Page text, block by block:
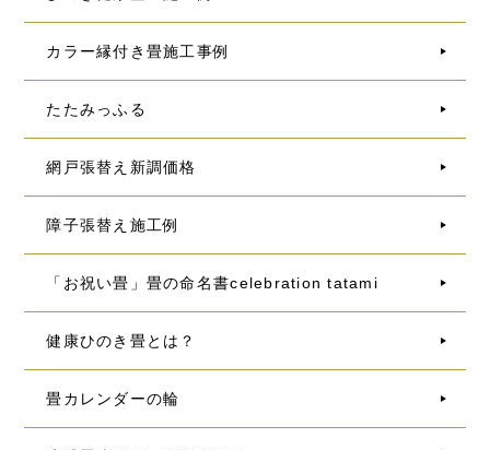
カラー縁付き畳施工事例
たたみっふる
網戸張替え新調価格
障子張替え施工例
「お祝い畳」畳の命名書celebration tatami
健康ひのき畳とは？
畳カレンダーの輪